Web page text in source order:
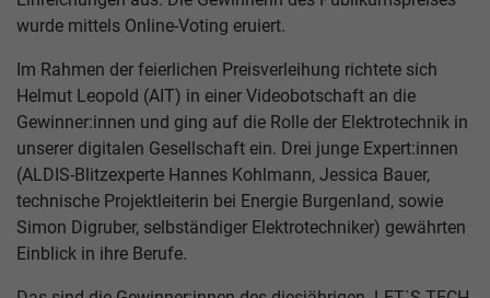
wurde mittels Online-Voting eruiert.
Im Rahmen der feierlichen Preisverleihung richtete sich
Helmut Leopold (AIT) in einer Videobotschaft an die
Gewinner:innen und ging auf die Rolle der Elektrotechnik in
unserer digitalen Gesellschaft ein. Drei junge Expert:innen
(ALDIS-Blitzexperte Hannes Kohlmann, Jessica Bauer,
technische Projektleiterin bei Energie Burgenland, sowie
Simon Digruber, selbständiger Elektrotechniker) gewährten
Einblick in ihre Berufe.